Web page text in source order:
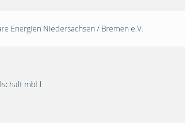
Energien Niedersachsen / Bremen e.V.
mbH